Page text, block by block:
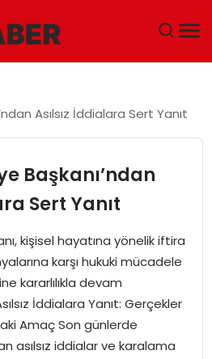
Asılsız İddialara Sert Yanıt
Başkanı’ndan
Sert Yanıt
kişisel hayatına yönelik iftira
karşı hukuki mücadele
kararlılıkla devam
İddialara Yanıt: Gerçekler
Amaç Son günlerde
asılsız iddialar ve karalama